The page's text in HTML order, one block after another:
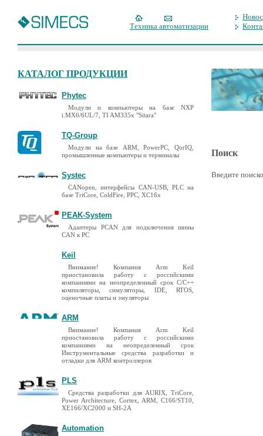
Техника автоматизации
КАТАЛОГ ПРОДУКЦИИ
Phytec
Модули и компьютеры на базе NXP
i.MX6/6UL/7, TI AM335x "Sitara"
TQ-Group
Модули на базе ARM, PowerPC, QorIQ,
промышленные компьютеры и терминалы
Systec
CANopen, интерфейсы CAN-USB, PLC на
базе TriCore, ColdFire, PPC, XC16x
PEAK-System
Адаптеры PCAN для подключения шины
CAN к PC
Keil
Внимание! Компания Arm Keil
приостановила работу с российскими
компаниями на неопределенный срок C/C++
компиляторы, симуляторы, IDE, RTOS,
оценочные платы и эмуляторы
ARM
Внимание! Компания Arm Keil
приостановила работу с российскими
компаниями на неопределенный срок
Инструментальные средства разработки и
отладки для ARM контроллеров
PLS
Средства разработки для AURIX, TriCore,
Power Architecture, Cortex, ARM, C166/ST10,
XE166/XC2000 и SH-2A
Automation
Поиск
Введите